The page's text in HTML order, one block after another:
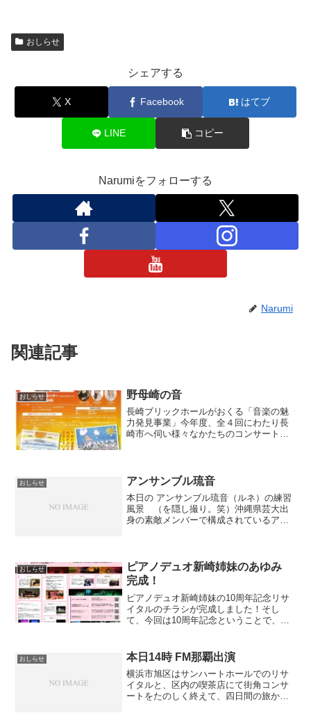
おしらせ
シェアする
X Facebook はてブ
LINE コピー
Narumiをフォローする
Narumi
関連記事
おしらせ 野母崎の音
長崎ブリックホールがおくる「音楽の魅
力発見事業」今年度、全４回にわたり長
崎市へ伺い様々なかたちのコンサートや
は、長崎市野母崎地区と演奏...
おしらせ アンサンブル琉音
本日の アンサンブル琉音（ルネ）の練習
風景 （を隠し撮り。笑）沖縄県芸大出
身の素敵メンバーで構成されているアン
ってもたのしみです！...
おしらせ
ピアノデュオ新崎姉妹のあゆみ
完成！
ピアノデュオ新崎姉妹の10周年記念リサ
イタルのチラシが完成しました！そし
て、今回は10周年記念ということで、チ
や、載せたい写真はまだまだ山ほどある
のですが、主に、ピアノデ...
おしらせ 本日14時 FM那覇出演
横浜市旭区はサンハートホールでのリサ
イタルと、区内の喫茶店にて街角コンサ
ートをたのしく終えて、四日間の旅から